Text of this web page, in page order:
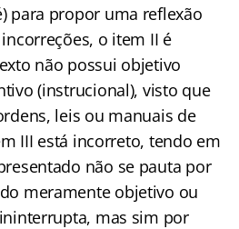
para propor uma reflexão
o item II é
não possui objetivo
(instrucional), visto que
leis ou manuais de
III está incorreto, tendo em
não se pauta por
meramente objetivo ou
mas sim por